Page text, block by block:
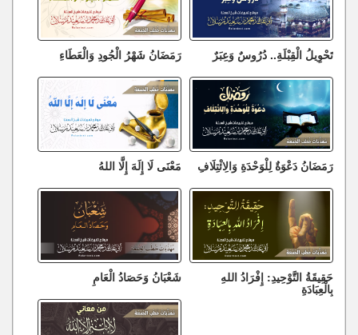
تَحْوِيلُ الْقِبْلَةِ.. دُرُوسٌ وَعِبَرٌ رَمَضَانُ شَهْرُ الْجُودِ وَالْعَطَاءِ
رَمَضَانُ دَعْوَةٌ لِلْوَحْدَةِ وَالِائْتِلَافِ مَعْنَى لَا إِلَهَ إِلَّا اللهُ
حَقِيقَةُ التَّوْحِيدِ: إِفْرَادُ اللهِ
بِالْعِبَادَةِ
شَعْبَانُ وَحَصَادُ الْعَامِ